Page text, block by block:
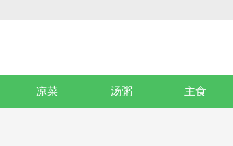
凉菜 汤粥 主食